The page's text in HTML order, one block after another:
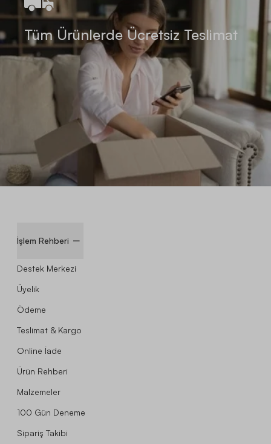
Tüm Ürünlerde Ücretsiz Teslimat
İşlem Rehberi
Destek Merkezi
Üyelik
Ödeme
Teslimat & Kargo
Online İade
Ürün Rehberi
Malzemeler
100 Gün Deneme
Sipariş Takibi